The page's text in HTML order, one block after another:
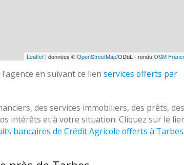
Leaflet| données ©OpenStreetMap/ODbL - renduOSM
en suivant ce lien services offerts par
des services immobiliers, des prêts, des
intérêts et à votre situation. Cliquez sur le
bancaires de Crédit Agricole offerts à Tarbes